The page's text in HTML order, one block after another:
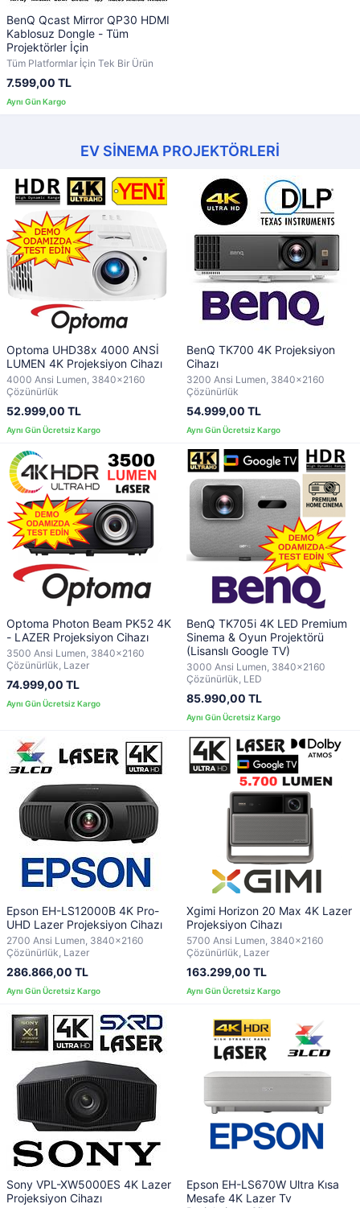
BenQ Qcast Mirror QP30 HDMI
Kablosuz Dongle - Tüm
Projektörler İçin
Tüm Platformlar İçin Tek Bir Ürün
7.599,00 TL
EV SİNEMA PROJEKTÖRLERİ
Optoma UHD38x 4000 ANSİ
LUMEN 4K Projeksiyon Cihazı
4000 Ansi Lumen, 3840x2160
Çözünürlük
52.999,00 TL
BenQ TK700 4K Projeksiyon
Cihazı
3200 Ansi Lumen, 3840x2160
Çözünürlük
54.999,00 TL
Optoma Photon Beam PK52 4K
- LAZER Projeksiyon Cihazı
3500 Ansi Lumen, 3840x2160
Çözünürlük, Lazer
74.999,00 TL
BenQ TK705i 4K LED Premium
Sinema & Oyun Projektörü
(Lisanslı Google TV)
3000 Ansi Lumen, 3840x2160
Çözünürlük, LED
85.990,00 TL
Epson EH-LS12000B 4K Pro-
UHD Lazer Projeksiyon Cihazı
2700 Ansi Lumen, 3840x2160
Çözünürlük, Lazer
286.866,00 TL
Xgimi Horizon 20 Max 4K Lazer
Projeksiyon Cihazı
5700 Ansi Lumen, 3840x2160
Çözünürlük, Lazer
163.299,00 TL
Sony VPL-XW5000ES 4K Lazer
Projeksiyon Cihazı
Epson EH-LS670W Ultra Kısa
Mesafe 4K Lazer Tv